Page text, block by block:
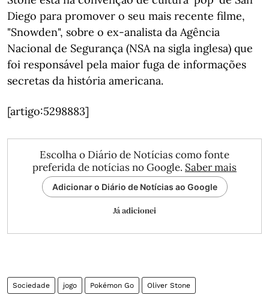
Diego para promover o seu mais recente filme,
"Snowden", sobre o ex-analista da Agência
Nacional de Segurança (NSA na sigla inglesa) que
foi responsável pela maior fuga de informações
secretas da história americana.
[artigo:5298883]
Escolha o Diário de Notícias como fonte
preferida de notícias no Google. Saber mais
Adicionar o Diário de Notícias ao Google
Já adicionei
Sociedade jogo Pokémon Go Oliver Stone